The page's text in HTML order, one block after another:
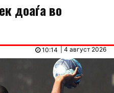
доаѓа во
| 4 август 2026
10:14